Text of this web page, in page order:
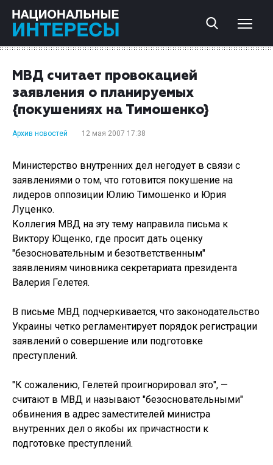
МВД считает провокацией
заявления о планируемых
{покушениях на Тимошенко}
Архив новостей 12 мая 2007 17:38
Министерство внутренних дел негодует в связи с
заявлениями о том, что готовится покушение на
лидеров оппозиции Юлию Тимошенко и Юрия
Луценко.
Коллегия МВД на эту тему направила письма к
Виктору Ющенко, где просит дать оценку
"безосновательным и безответственным"
заявлениям чиновника секретариата президента
Валерия Гелетея.
В письме МВД подчеркивается, что законодательство
Украины четко регламентирует порядок регистрации
заявлений о совершение или подготовке
преступлений.
"К сожалению, Гелетей проигнорировал это", —
считают в МВД и называют "безосновательными"
обвинения в адрес заместителей министра
внутренних дел о якобы их причастности к
подготовке преступлений.